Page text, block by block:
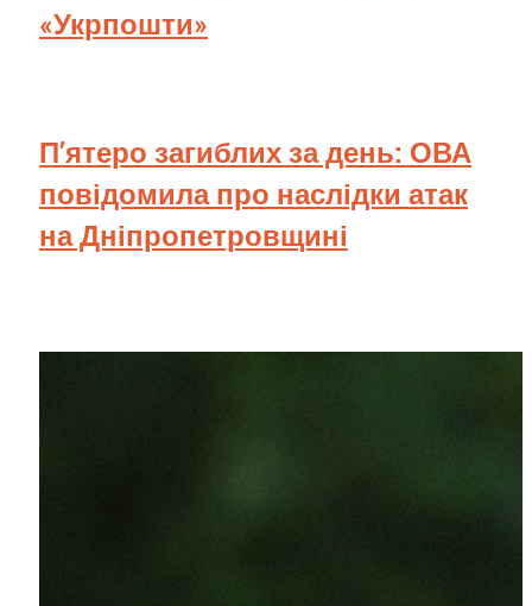
«Укрпошти»
П’ятеро загиблих за день: ОВА
повідомила про наслідки атак
на Дніпропетровщині